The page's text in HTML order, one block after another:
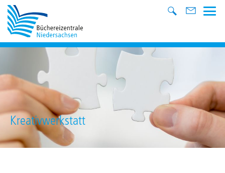
Kreativwerkstatt